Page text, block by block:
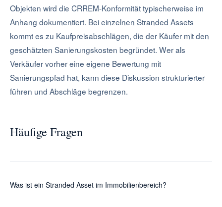
Objekten wird die CRREM-Konformität typischerweise im
Anhang dokumentiert. Bei einzelnen Stranded Assets
kommt es zu Kaufpreisabschlägen, die der Käufer mit den
geschätzten Sanierungskosten begründet. Wer als
Verkäufer vorher eine eigene Bewertung mit
Sanierungspfad hat, kann diese Diskussion strukturierter
führen und Abschläge begrenzen.
Häufige Fragen
Was ist ein Stranded Asset im Immobilienbereich?